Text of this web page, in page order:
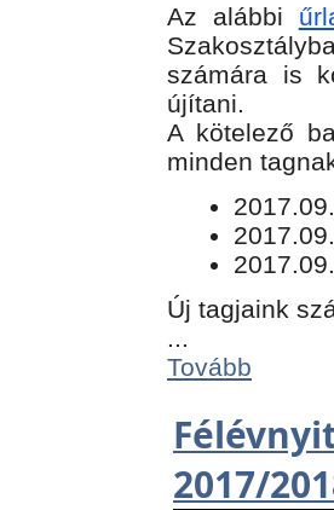
Az alábbi
számára is
újítani.
​A kötelező
minden
Új tagjaink
Tovább
2017/